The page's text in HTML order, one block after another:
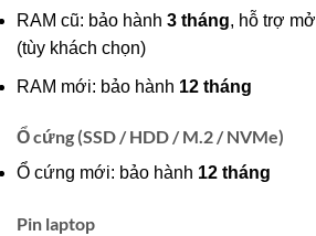
RAM cũ: bảo hành 3 tháng, hỗ trợ
(tùy khách chọn)
RAM mới: bảo hành 12 tháng
Ổ cứng (SSD / HDD / M.2 / NVMe)
Ổ cứng mới: bảo hành 12 tháng
Pin laptop